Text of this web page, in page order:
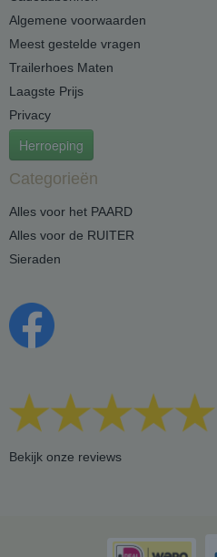
Algemene voorwaarden
Meest gestelde vragen
Trailerhoes Maten
Laagste Prijs
Privacy
Herroeping
Categorieën
Alles voor het PAARD
Alles voor de RUITER
Sieraden
Bekijk onze reviews